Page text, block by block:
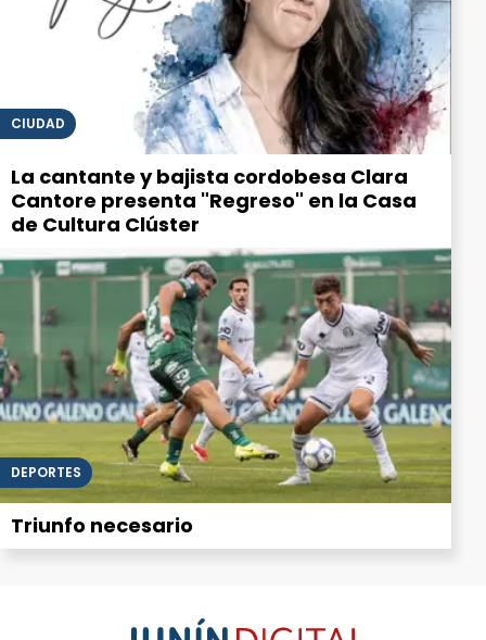
CIUDAD
La cantante y bajista cordobesa Clara
Cantore presenta "Regreso" en la Casa
de Cultura Clúster
DEPORTES
Triunfo necesario